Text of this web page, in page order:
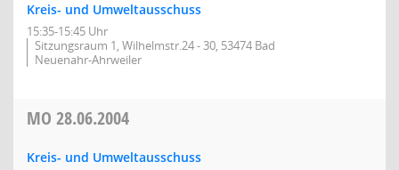
Kreis- und Umweltausschuss
15:35-15:45 Uhr
Sitzungsraum 1, Wilhelmstr.24 - 30, 53474 Bad
Neuenahr-Ahrweiler
MO 28.06.2004
Kreis- und Umweltausschuss